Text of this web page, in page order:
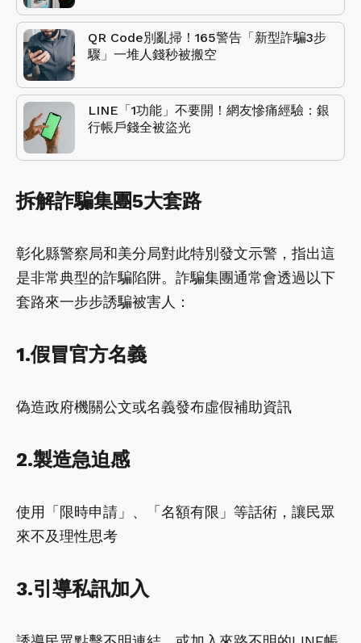
QR Code別亂掃！165警告「新型詐騙3步
驟」一堆人錢秒被搬空
LINE「1功能」不要開！網友慘痛經驗：銀
行帳戶錢全被盜光
拆解詐騙集團5大套路
彰化縣警察局和美分局對此特別發文示警，指出這
是非常典型的詐騙陷阱。詐騙集團通常會透過以下
套路來一步步誘騙被害人：
1.假冒官方名義
偽造政府機關公文或名義發布虛假補助資訊
2.製造急迫感
使用「限時申請」、「名額有限」等話術，讓民眾
來不及理性思考
3.引導私訊加入